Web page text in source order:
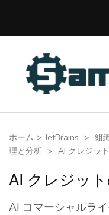
ッ
プ
(Enter
押
ホーム > JetBrains > 組
理と分析 > AI クレジッ
AI クレジッ
AI コマーシャルラ